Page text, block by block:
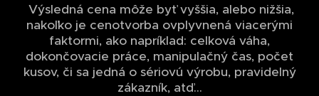
Výsledná cena môže byť vyššia, alebo nižšia,
nakoľko je cenotvorba ovplyvnená viacerými
faktormi, ako napríklad: celková váha,
dokončovacie práce, manipulačný čas, počet
kusov, či sa jedná o sériovú výrobu, pravidelný
zákazník, atď...